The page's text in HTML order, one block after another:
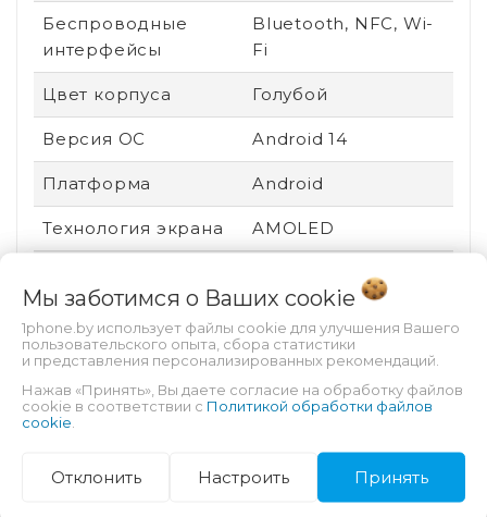
Беспроводные
интерфейсы
Bluetooth, NFC, Wi-
Fi
Цвет корпуса Голубой
Версия ОС Android 14
Платформа Android
Технология экрана AMOLED
корпус
Пыле- и
влагозащита
Нет
процессора
Mediatek
Мы заботимся о Ваших cookie
1phone.by использует файлы cookie для улучшения Вашего
пользовательского опыта, сбора статистики
и представления персонализированных рекомендаций.
Нажав «Принять», Вы даете согласие на обработку файлов
cookie в соответствии с Политикой обработки файлов
cookie
Отклонить Настроить Принять